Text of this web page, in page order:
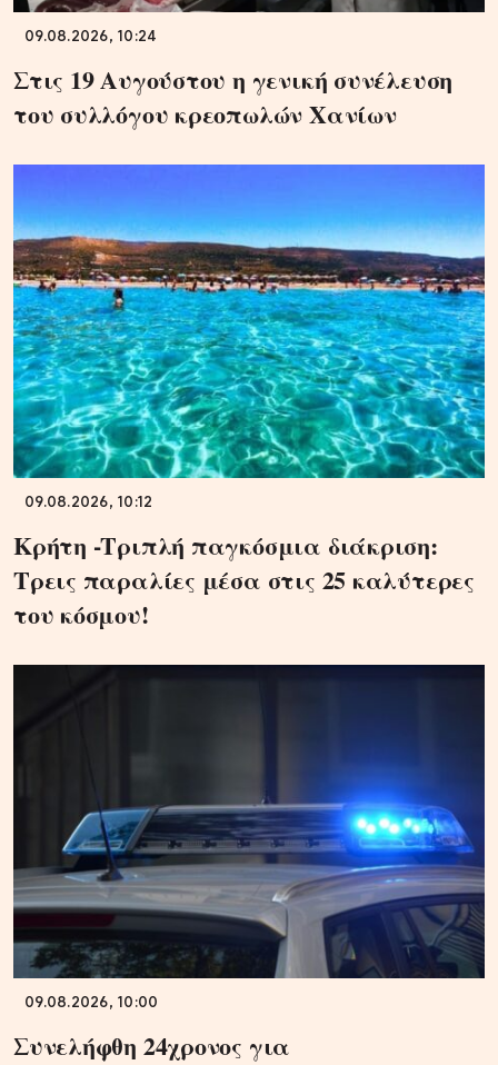
09.08.2026, 10:24
Στις 19 Αυγούστου η γενική συνέλευση
του συλλόγου κρεοπωλών Χανίων
09.08.2026, 10:12
Κρήτη -Τριπλή παγκόσμια διάκριση:
Τρεις παραλίες μέσα στις 25 καλύτερες
του κόσμου!
09.08.2026, 10:00
Συνελήφθη 24χρονος για